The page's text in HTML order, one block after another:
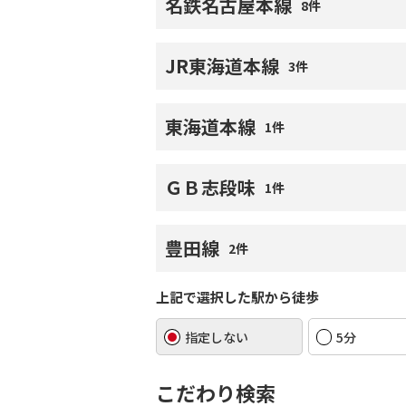
名鉄名古屋本線 8件
JR東海道本線 3件
東海道本線 1件
ＧＢ志段味 1件
豊田線 2件
上記で選択した駅から徒歩
指定しない 5分
こだわり検索